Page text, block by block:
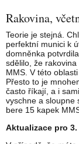
Rakovina,
Teorie je stejná.
perfektní munici k
domněnka
sdělilo, že
MMS. V této
Přesto to je
často říkají, a i
vyschne a sloupne
bere 15 kapek
Aktualizace pro